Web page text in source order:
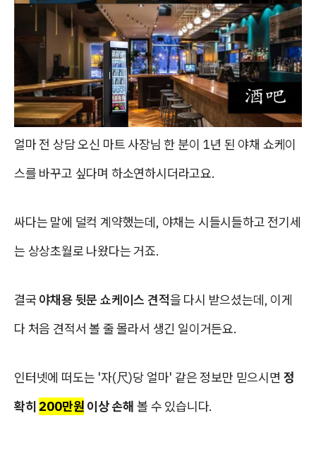
얼마 전 상담 오신 마트 사장님 한 분이 1년 된 야채 쇼케이
스를 바꾸고 싶다며 하소연하시더라고요.
싸다는 말에 덜컥 계약했는데, 야채는 시들시들하고 전기세
는 상상초월로 나왔다는 거죠.
결국 야채용 뒷문 쇼케이스 견적을 다시 받으셨는데, 이게
다 처음 견적서 볼 줄 몰라서 생긴 일이거든요.
인터넷에 떠도는 '자(尺)당 얼마' 같은 정보만 믿으시면 정
확히 200만원 이상 손해 볼 수 있습니다.